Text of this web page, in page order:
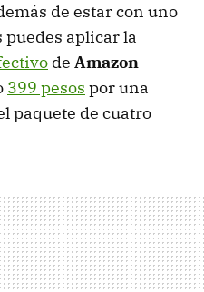
de estar con uno
puedes aplicar la
de Amazon
399 pesos por una
paquete de cuatro